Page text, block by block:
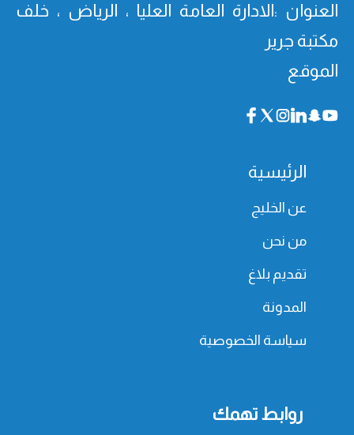
العنوان :الادارة العامة العليا ، الرياض ، خلف
مكتبة جرير
الموقع
الرئيسية
عن الخليج
من نحن
تقديم بلاغ
المدونة
سياسة الخصوصية
روابط تهمك